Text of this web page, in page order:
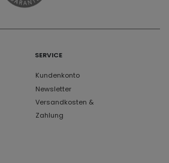
SERVICE
Kundenkonto
Newsletter
Versandkosten &
Zahlung